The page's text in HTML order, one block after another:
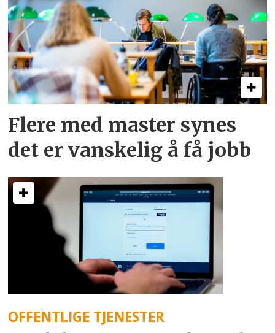
Flere med master synes
det er vanskelig å få jobb
OFFENTLIGE TJENESTER